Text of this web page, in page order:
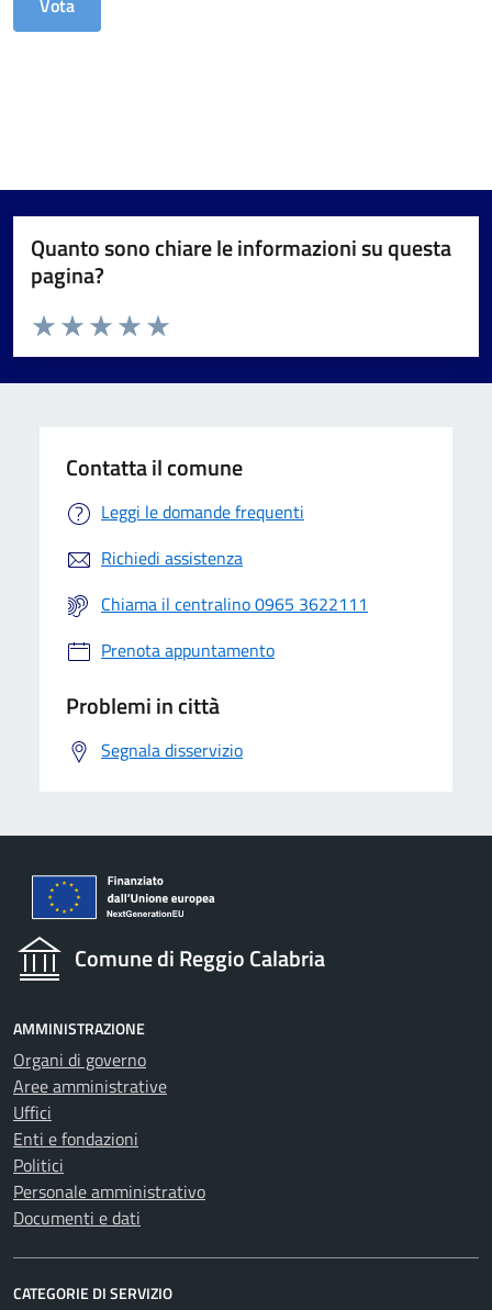
Quanto sono chiare le informazioni su questa
pagina?
Valuta da 1 a 5 stelle la pagina
Valuta 5 stelle su 5
Valuta 4 stelle su 5
Valuta 3 stelle su 5
Valuta 2 stelle su 5
Valuta 1 stelle su 5
Contatta il comune
Leggi le domande frequenti
Richiedi assistenza
Chiama il centralino 0965 3622111
Prenota appuntamento
Problemi in città
Segnala disservizio
Comune di Reggio Calabria
AMMINISTRAZIONE
Organi di governo
Aree amministrative
Uffici
Enti e fondazioni
Politici
Personale amministrativo
Documenti e dati
CATEGORIE DI SERVIZIO